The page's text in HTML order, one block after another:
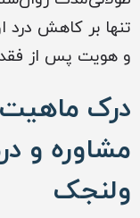
تنها بر کاهش درد
و هویت پس از
درک
مشاوره و
ولنجک